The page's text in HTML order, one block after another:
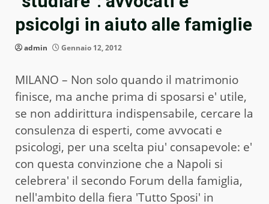
psicolgi in aiuto alle famiglie
admin Gennaio 12, 2012
MILANO – Non solo quando il matrimonio
finisce, ma anche prima di sposarsi e' utile,
se non addirittura indispensabile, cercare la
consulenza di esperti, come avvocati e
psicologi, per una scelta piu' consapevole: e'
con questa convinzione che a Napoli si
celebrera' il secondo Forum della famiglia,
nell'ambito della fiera 'Tutto Sposi' in